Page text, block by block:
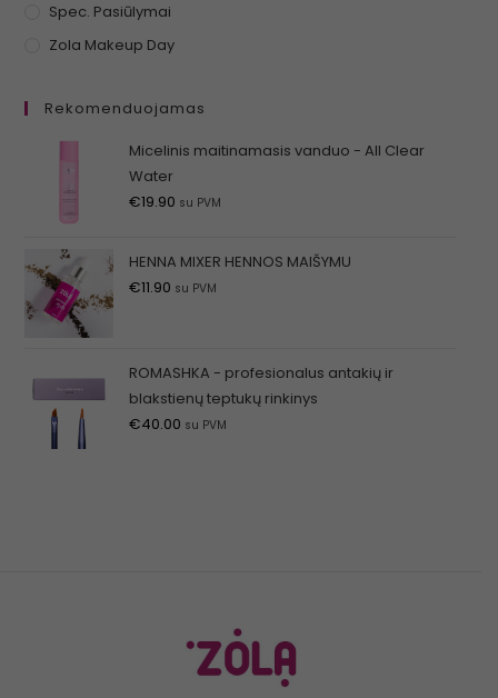
Spec. Pasiūlymai
Zola Makeup Day
Rekomenduojamas
Micelinis maitinamasis vanduo - All Clear
Water
€19.90 su PVM
HENNA MIXER HENNOS MAIŠYMU
€11.90 su PVM
ROMASHKA - profesionalus antakių ir
blakstienų teptukų rinkinys
€40.00 su PVM